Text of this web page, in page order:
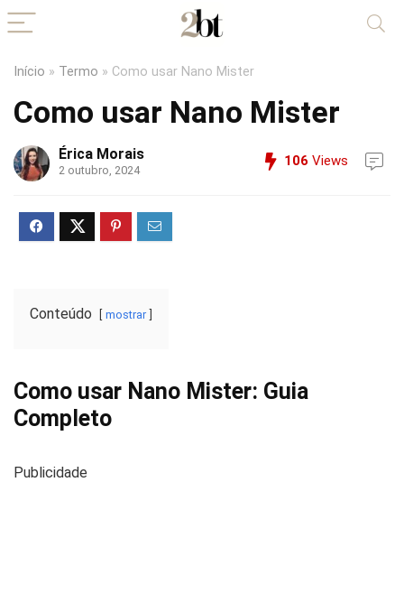
Início » Termo » Como usar Nano Mister
Como usar Nano Mister
Érica Morais
2 outubro, 2024
106 Views
Conteúdo mostrar
Como usar Nano Mister: Guia
Completo
Publicidade